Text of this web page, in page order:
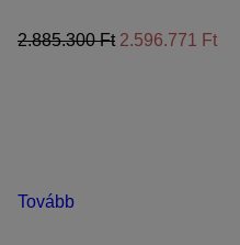
2.885.300 Ft 2.596.771 Ft
Tovább